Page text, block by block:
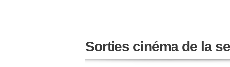
Sorties cinéma de la